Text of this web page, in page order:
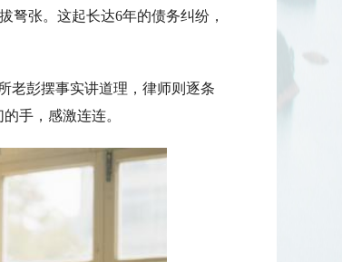
张。这起长达6年的债务纠纷，
老彭摆事实讲道理，律师则逐条
手，感激连连。